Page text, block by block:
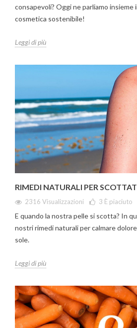
consapevoli? Oggi ne parliamo
cosmetica sostenibile!
Leggi di più
RIMEDI NATURALI PER
2316 Visualizzazioni 3 È piaciuto
E quando la nostra pelle si scotta? In
nostri rimedi naturali per calmare
sole.
Leggi di più